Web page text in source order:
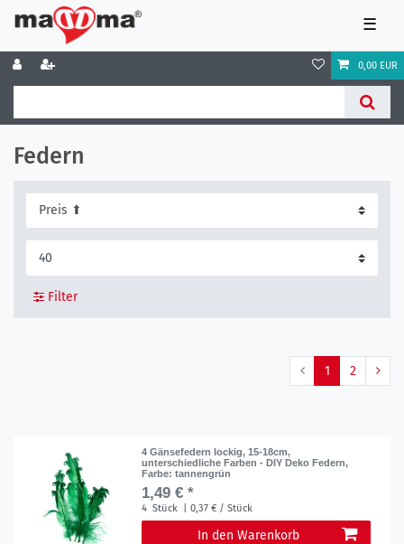
☰
0,00 EUR
Federn
Filter
1 2
4 Gänsefedern lockig, 15-18cm,
unterschiedliche Farben - DIY Deko Federn,
Farbe: tannengrün
1,49 € *
4 Stück | 0,37 € / Stück
In den Warenkorb